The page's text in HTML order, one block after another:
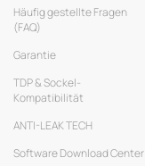
Häufig gestellte Fragen
(FAQ)
Garantie
TDP & Sockel-
Kompatibilität
ANTI-LEAK TECH
Software Download Center